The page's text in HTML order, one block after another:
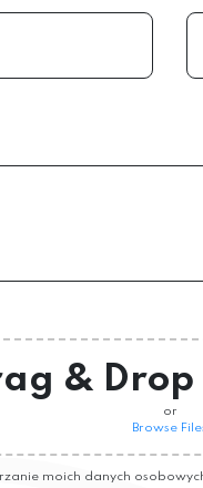
& Drop
or
Browse
moich danych